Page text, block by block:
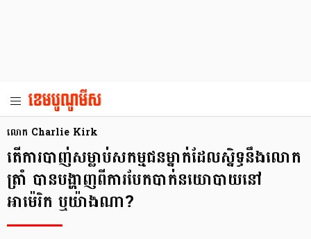
លោក Charlie Kirk
តើការបាញ់សម្លាប់សកម្មជនម្នាក់ដែលស្និទ្ធនឹងលោក
ត្រាំ បានបង្ហាញពីការបែកបាក់នយោបាយនៅ
អាម៉េរិក ឬយ៉ាងណា?